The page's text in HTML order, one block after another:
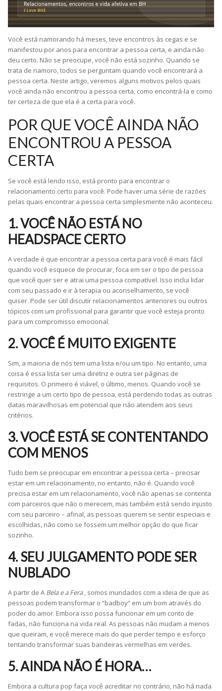
Você está namorando há meses, teve encontros às cegas e se
manifestou por anos para encontrar a pessoa certa, e ainda não
deu certo. Não se preocupe, você não está sozinho. Quando se
trata de namoro, todos se perguntam quando você encontrará a
pessoa certa. Neste artigo, veremos alguns motivos pelos quais
você ainda não encontrou a pessoa certa, como encontrá-la e como
ter certeza de que ela é a certa para você.
POR QUE VOCÊ AINDA NÃO
ENCONTROU A PESSOA
CERTA
Se você está lendo isso, está pronto para encontrar o
relacionamento certo para você. Pode haver uma série de razões
pelas quais encontrar a pessoa certa simplesmente não aconteceu.
1. VOCÊ NÃO ESTÁ NO
HEADSPACE CERTO
A verdade é que encontrar a pessoa certa para você é mais fácil
quando você esquece de procurar, foca em ser o tipo de pessoa
que você quer ser e atrai uma pessoa compatível. Isso inclui lidar
com seu passado e ir à terapia ou aconselhamento, se você
quiser. Pode ser útil discutir relacionamentos anteriores ou outros
tópicos com um profissional para garantir que você esteja pronto
para um compromisso emocional.
2. VOCÊ É MUITO EXIGENTE
Sim, a maioria de nós tem uma lista e/ou um tipo. No entanto, uma
coisa é essa lista ser uma diretriz e outra ser páginas de
requisitos. O primeiro é viável, o último, menos. Quando você se
restringe a um certo tipo de pessoa, está perdendo todas as outras
datas maravilhosas em potencial que não atendem aos seus
critérios.
3. VOCÊ ESTÁ SE CONTENTANDO
COM MENOS
Tudo bem se preocupar em encontrar a pessoa certa – precisar
estar em um relacionamento, no entanto, não é. Quando você
precisa estar em um relacionamento, você não apenas se contenta
com parceiros que não o merecem, mas também está sendo injusto
com seu parceiro – afinal, as pessoas querem se sentir especiais e
escolhidas, não como se fossem um melhor opção do que ficar
sozinho.
4. SEU JULGAMENTO PODE SER
NUBLADO
A partir de A Bela e a Fera, somos inundados com a ideia de que as
pessoas podem transformar o “badboy” em um bom através do
poder do amor. Embora isso possa funcionar em um conto de
fadas, não funciona na vida real. As pessoas não mudam a menos
que queiram, e você merece mais do que perder tempo e esforço
tentando transformar suas bandeiras vermelhas em verdes.
5. AINDA NÃO É HORA…
Embora a cultura pop faça você acreditar no contrário, não há nada